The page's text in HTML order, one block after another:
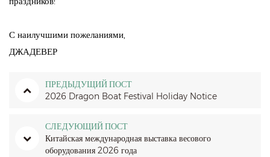
С наилучшими пожеланиями,
ДЖАДЕВЕР
ПРЕДЫДУЩИЙ ПОСТ
2026 Dragon Boat Festival Holiday Notice
СЛЕДУЮЩИЙ ПОСТ
Китайская международная выставка весового
оборудования 2026 года